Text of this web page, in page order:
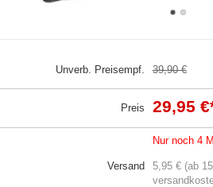
Unverb. Preisempf. 39,90 €
Preis 29,95 €
Nur noch 4
Versand
5,95 € (ab